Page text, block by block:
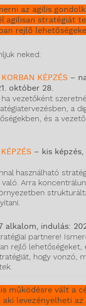
az agilis
agilisan stratégiát
rejlő
neked:
KÉPZÉS –
október 28.
vezetőként
a
és a
– kis
használható
Arra
alkalom, indulás:
partnere!
rejlő lehetőségeket,
hogy vonzó,
működésre vált a
levezényelheti